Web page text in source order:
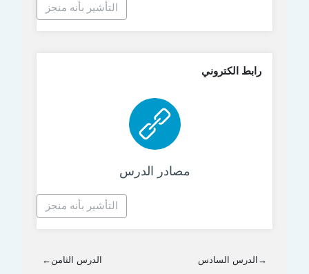
التأشير بأنه منجز
رابط الكتروني
مصادر الدرس
رابط الكتروني
التأشير بأنه منجز
→الدرس السادس الدرس الثامن←